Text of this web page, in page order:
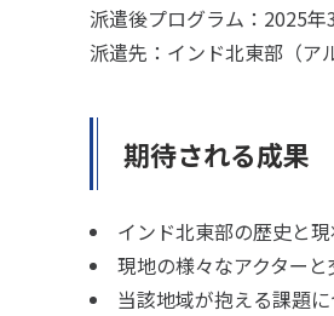
派遣後プログラム：2025年
派遣先：インド北東部（ア
期待される成果
インド北東部の歴史と
現地の様々なアクター
当該地域が抱える課題